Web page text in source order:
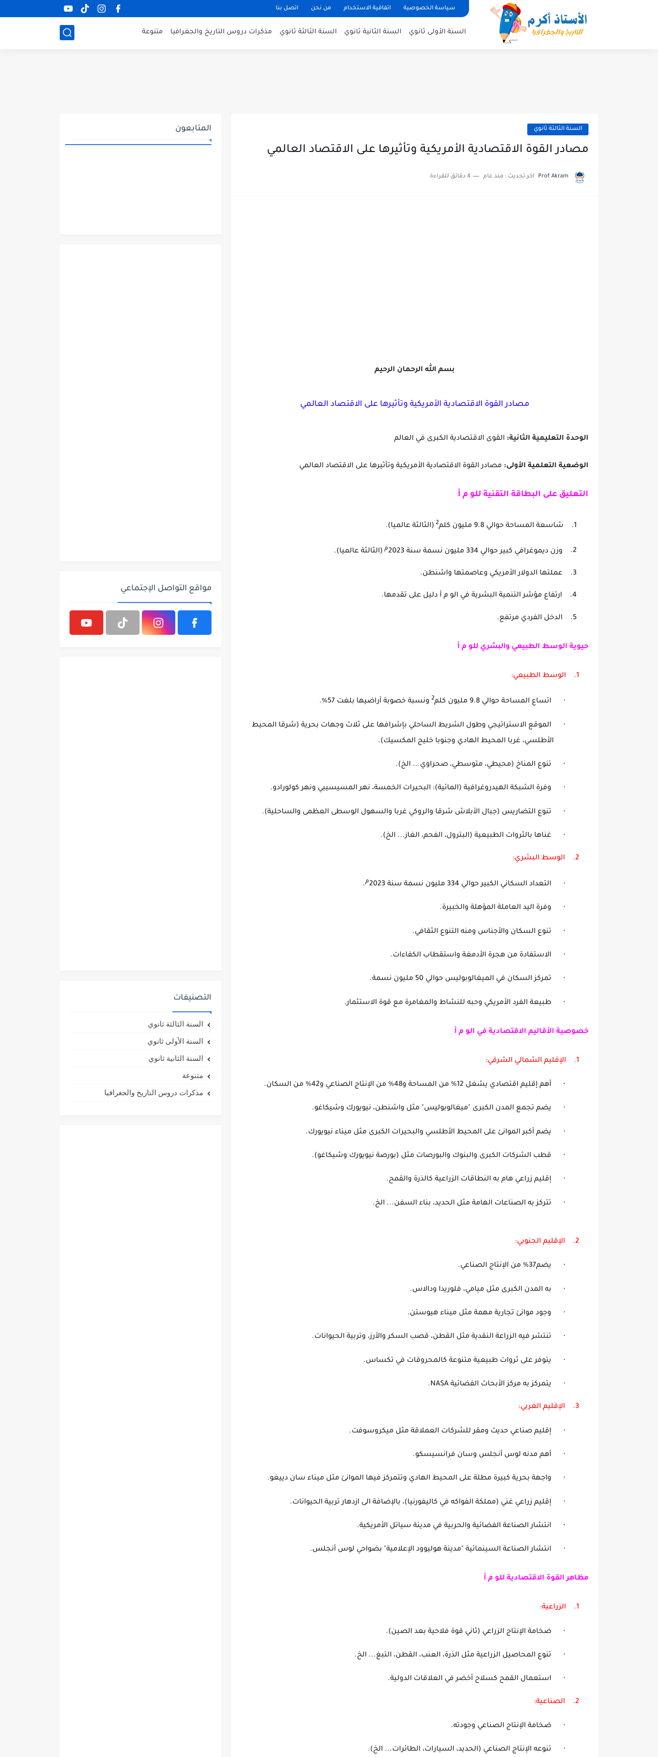
سياسة الخصوصية اتفاقية الاستخدام من نحن اتصل بنا
السنة الأولى ثانوي السنة الثانية ثانوي السنة الثالثة ثانوي مذكرات دروس التاريخ والجغرافيا متنوعة
السنة الثالثة ثانوي
مصادر القوة الاقتصادية الأمريكية وتأثيرها على الاقتصاد العالمي
Prof Akram اخر تحديث : منذ عام 4 دقائق للقراءة
بسم الله الرحمان الرحيم
مصادر القوة الاقتصادية الأمريكية وتأثيرها على الاقتصاد العالمي
الوحدة التعليمية الثانية: القوى الاقتصادية الكبرى في العالم
الوضعية التعلمية الأولى: مصادر القوة الاقتصادية الأمريكية وتأثيرها على الاقتصاد العالمي
التعليق على البطاقة التقنية للو م أ
1. شاسعة المساحة حوالي 9.8 مليون كلم 2 (الثالثة عالميا).
2. وزن ديموغرافي كبير حوالي 334 مليون نسمة سنة 2023 م (الثالثة عالميا).
3. عملتها الدولار الأمريكي وعاصمتها واشنطن.
4. ارتفاع مؤشر التنمية البشرية في الو م أ دليل على تقدمها.
5. الدخل الفردي مرتفع.
حيوية الوسط الطبيعي والبشري للو م أ
1. الوسط الطبيعي:
· اتساع المساحة حوالي 9.8 مليون كلم 2 ونسبة خصوبة أراضيها بلغت 57 %
.
·
الموقع الاستراتيجي وطول الشريط الساحلي بإشرافها على ثلاث وجهات بحرية (شرقا المحيط
الأطلسي، غربا المحيط الهادي وجنوبا خليج المكسيك).
· تنوع المناخ (محيطي، متوسطي، صحراوي... الخ).
· وفرة الشبكة الهيدروغرافية (المائية): البحيرات الخمسة، نهر المسيسيبي ونهر كولورادو.
· تنوع التضاريس (جبال الأبلاش شرقا والروكي غربا والسهول الوسطى العظمى والساحلية).
· غناها بالثروات الطبيعية (البترول، الفحم، الغاز... الخ).
2. الوسط البشري:
· التعداد السكاني الكبير حوالي 334 مليون نسمة سنة 2023 م.
· وفرة اليد العاملة المؤهلة والخبيرة.
· تنوع السكان والأجناس ومنه التنوع الثقافي.
· الاستفادة من هجرة الأدمغة واستقطاب الكفاءات.
· تمركز السكان في الميغالوبوليس حوالي 50 مليون نسمة.
· طبيعة الفرد الأمريكي وحبه للنشاط والمغامرة مع قوة الاستثمار.
خصوصية الأقاليم الاقتصادية في الو م أ
1. الإقليم الشمالي الشرقي:
· أهم إقليم اقتصادي يشغل 12 % من المساحة و48 % من الإنتاج الصناعي و42% من السكان.
· يضم تجمع المدن الكبرى "ميغالوبوليس" مثل واشنطن، نيويورك وشيكاغو.
· يضم أكبر الموانئ على المحيط الأطلسي والبحيرات الكبرى مثل ميناء نيويورك.
· قطب الشركات الكبرى والبنوك والبورصات مثل (بورصة نيويورك وشيكاغو).
· إقليم زراعي هام به النطاقات الزراعية كالذرة والقمح.
· تتركز به الصناعات الهامة مثل الحديد، بناء السفن... الخ.
2. الإقليم الجنوبي:
· يضم37 % من الإنتاج الصناعي.
· به المدن الكبرى مثل ميامي، فلوريدا ودالاس.
· وجود موانئ تجارية مهمة مثل ميناء هيوستن.
· تنتشر فيه الزراعة النقدية مثل القطن، قصب السكر والأرز، وتربية الحيوانات.
· يتوفر على ثروات طبيعية متنوعة كالمحروقات في تكساس.
· يتمركز به مركز الأبحاث الفضائيةNASA
.
3. الإقليم الغربي:
· إقليم صناعي حديث ومقر للشركات العملاقة مثل ميكروسوفت.
· أهم مدنه لوس أنجلس وسان فرانسيسكو.
· واجهة بحرية كبيرة مطلة على المحيط الهادي وتتمركز فيها الموانئ مثل ميناء سان دييغو.
· إقليم زراعي غني (مملكة الفواكه في كاليفورنيا)، بالإضافة الى ازدهار تربية الحيوانات.
· انتشار الصناعة الفضائية والحربية في مدينة سياتل الأمريكية.
· انتشار الصناعة السينمائية "مدينة هوليوود الإعلامية" بضواحي لوس أنجلس.
مظاهر القوة الاقتصادية للو م أ
1. الزراعية:
· ضخامة الإنتاج الزراعي (ثاني قوة فلاحية بعد الصين).
· تنوع المحاصيل الزراعية مثل الذرة، العنب، القطن، التبغ... الخ.
· استعمال القمح كسلاح أخضر في العلاقات الدولية.
2. الصناعية:
· ضخامة الإنتاج الصناعي وجودته.
· تنوعه الإنتاج الصناعي (الحديد، السيارات، الطائرات... الخ).
المتابعون
مواقع التواصل الإجتماعي
التصنيفات
السنة الثالثة ثانوي
السنة الأولى ثانوي
السنة الثانية ثانوي
متنوعة
مذكرات دروس التاريخ والجغرافيا